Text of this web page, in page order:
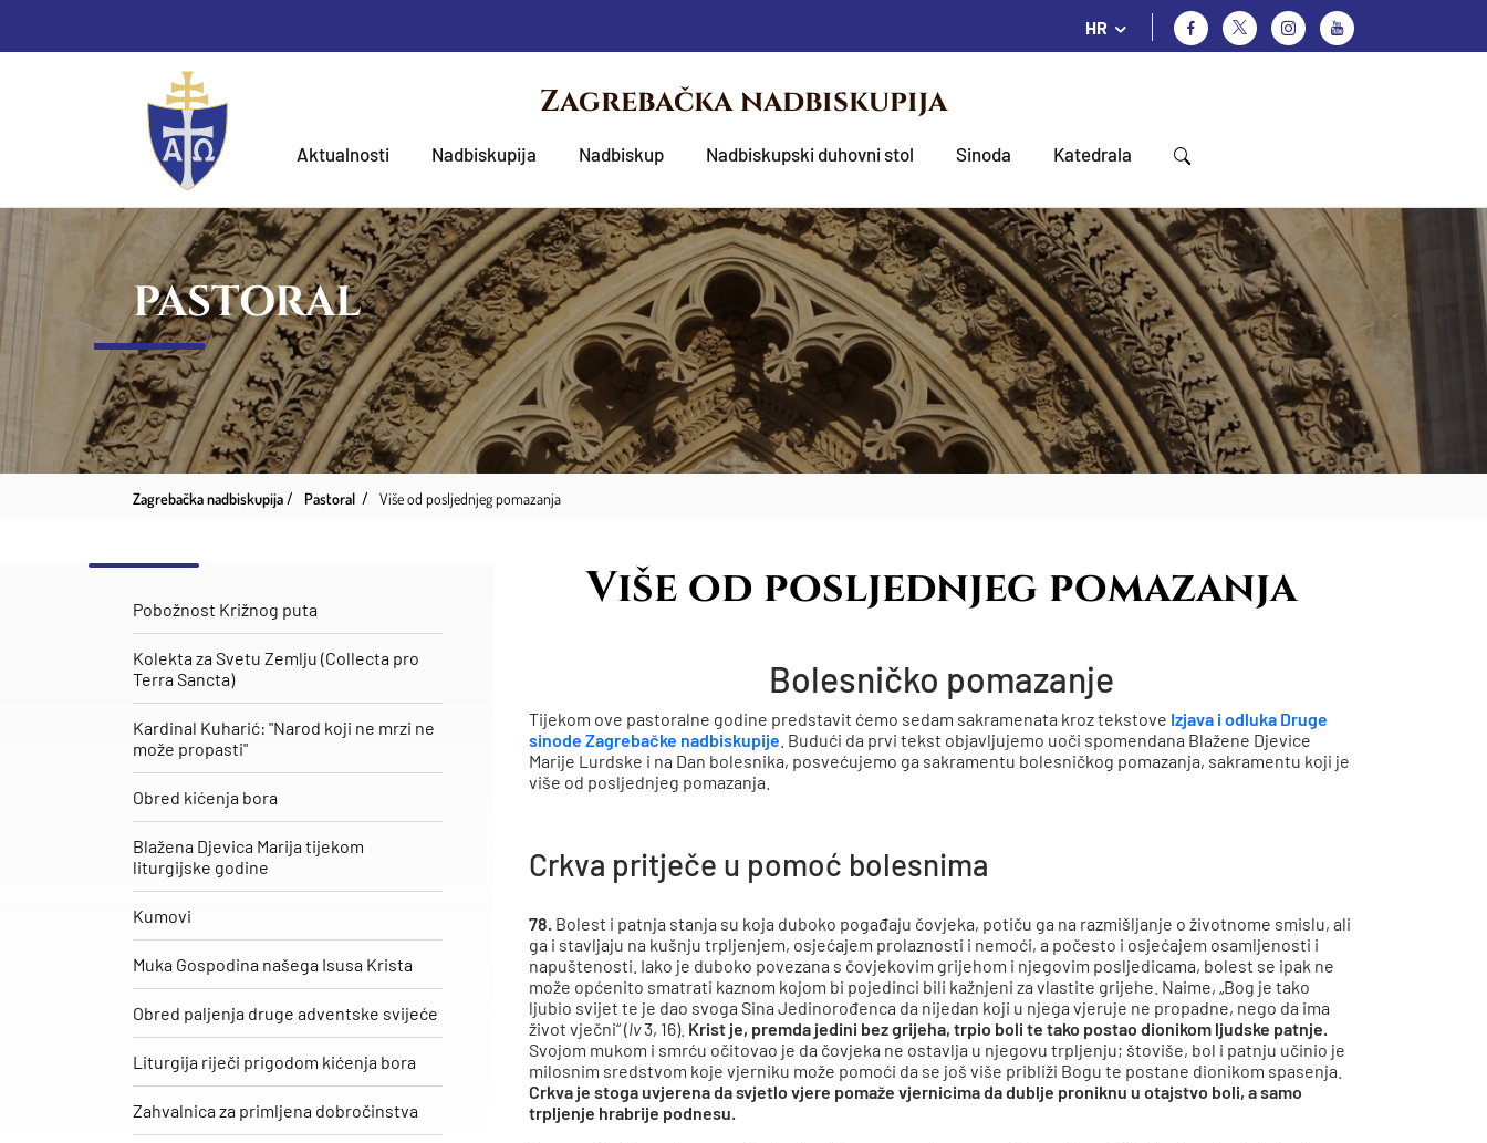
HR
Zagrebačka nadbiskupija
Aktualnosti Nadbiskupija Nadbiskup Nadbiskupski duhovni stol Sinoda Katedrala
PASTORAL
Zagrebačka nadbiskupija Pastoral Više od posljednjeg pomazanja
Pobožnost Križnog puta
Kolekta za Svetu Zemlju (Collecta pro
Terra Sancta)
Kardinal Kuharić: "Narod koji ne mrzi ne
može propasti"
Obred kićenja bora
Blažena Djevica Marija tijekom
liturgijske godine
Kumovi
Muka Gospodina našega Isusa Krista
Obred paljenja druge adventske svijeće
Liturgija riječi prigodom kićenja bora
Zahvalnica za primljena dobročinstva
Više od posljednjeg pomazanja
Bolesničko pomazanje
Tijekom ove pastoralne godine predstavit ćemo sedam sakramenata kroz tekstove Izjava i odluka Druge
sinode Zagrebačke nadbiskupije . Budući da prvi tekst objavljujemo uoči spomendana Blažene Djevice
Marije Lurdske i na Dan bolesnika, posvećujemo ga sakramentu bolesničkog pomazanja, sakramentu koji je
više od posljednjeg pomazanja.
Crkva pritječe u pomoć bolesnima
78. Bolest i patnja stanja su koja duboko pogađaju čovjeka, potiču ga na razmišljanje o životnome smislu, ali
ga i stavljaju na kušnju trpljenjem, osjećajem prolaznosti i nemoći, a počesto i osjećajem osamljenosti i
napuštenosti. Iako je duboko povezana s čovjekovim grijehom i njegovim posljedicama, bolest se ipak ne
može općenito smatrati kaznom kojom bi pojedinci bili kažnjeni za vlastite grijehe. Naime, „Bog je tako
ljubio svijet te je dao svoga Sina Jedinorođenca da nijedan koji u njega vjeruje ne propadne, nego da ima
život vječni“ (Iv3, 16). Krist je, premda jedini bez grijeha, trpio boli te tako postao dionikom ljudske patnje.
Svojom mukom i smrću očitovao je da čovjeka ne ostavlja u njegovu trpljenju; štoviše, bol i patnju učinio je
milosnim sredstvom koje vjerniku može pomoći da se još više približi Bogu te postane dionikom spasenja.
Crkva je stoga uvjerena da svjetlo vjere pomaže vjernicima da dublje proniknu u otajstvo boli, a samo
trpljenje hrabrije podnesu.